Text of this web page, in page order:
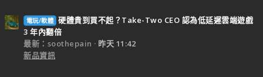
電玩/軟體 硬體貴到買不起？Take-Two CEO 認為低延遲雲端遊戲
3 年內翻倍
最新：soothepain
昨天 11:42
新品資訊